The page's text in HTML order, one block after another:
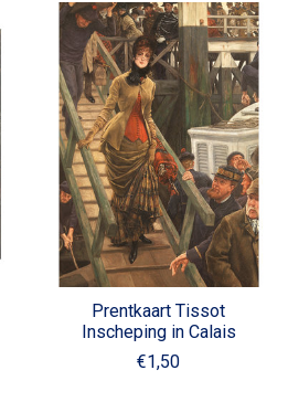
Prentkaart Tissot
Inscheping in Calais
€1,50